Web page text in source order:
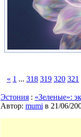
« 1 ... 318 319 320 321
Эстония : «Зеленые»:
Автор: mumi в 21/06/